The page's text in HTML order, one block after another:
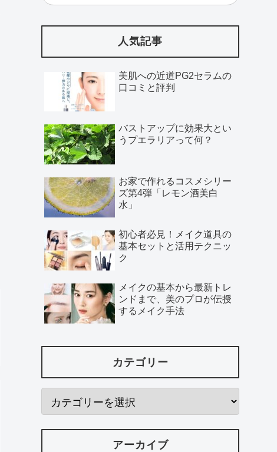
人気記事
美肌への近道PG2セラムの
口コミと評判
バストアップに効果大とい
うプエラリアって何？
お家で作れるコスメシリー
ズ第4弾「レモン酒美白
水」
初心者必見！メイク道具の
基本セットと活用テクニッ
ク
メイクの基本から最新トレ
ンドまで、美のプロが伝授
するメイク手法
カテゴリー
アーカイブ